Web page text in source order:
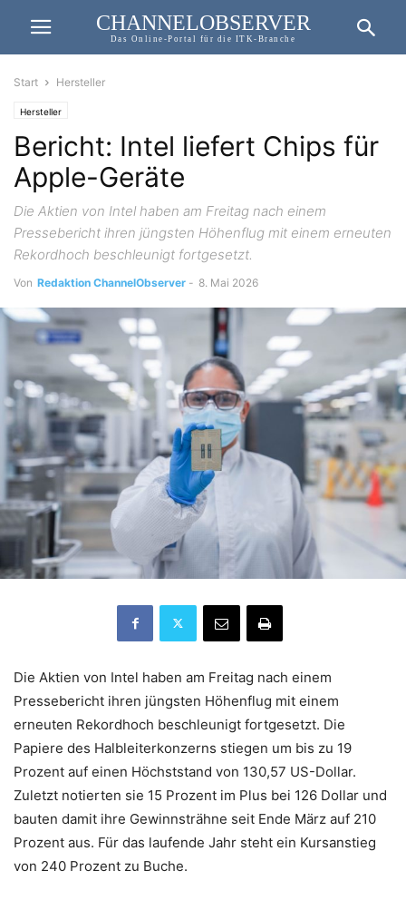
CHANNELOBSERVER
Das Online-Portal für die ITK-Branche
Start Hersteller
Hersteller
Bericht: Intel liefert Chips für
Apple-Geräte
Die Aktien von Intel haben am Freitag nach einem
Pressebericht ihren jüngsten Höhenflug mit einem erneuten
Rekordhoch beschleunigt fortgesetzt.
Von Redaktion ChannelObserver - 8. Mai 2026
Die Aktien von Intel haben am Freitag nach einem
Pressebericht ihren jüngsten Höhenflug mit einem
erneuten Rekordhoch beschleunigt fortgesetzt. Die
Papiere des Halbleiterkonzerns stiegen um bis zu 19
Prozent auf einen Höchststand von 130,57 US-Dollar.
Zuletzt notierten sie 15 Prozent im Plus bei 126 Dollar und
bauten damit ihre Gewinnsträhne seit Ende März auf 210
Prozent aus. Für das laufende Jahr steht ein Kursanstieg
von 240 Prozent zu Buche.